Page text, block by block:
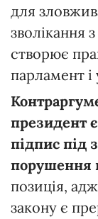
для
зволікання
створює
парламент
президент є
підпис під
порушення
позиція,
закону є